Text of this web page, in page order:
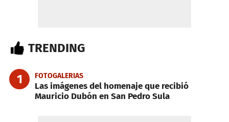
TRENDING
1 FOTOGALERIAS
Las imágenes del homenaje que recibió
Mauricio Dubón en San Pedro Sula